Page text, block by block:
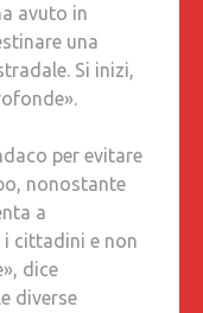
avuto in
una
Si inizi,
per evitare
nonostante
a
i cittadini e non
dice
diverse